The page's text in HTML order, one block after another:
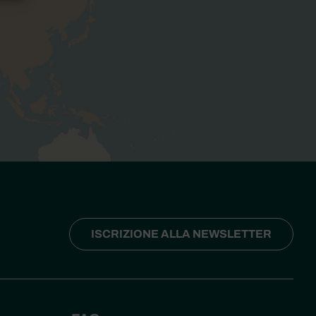
ISCRIZIONE ALLA NEWSLETTER